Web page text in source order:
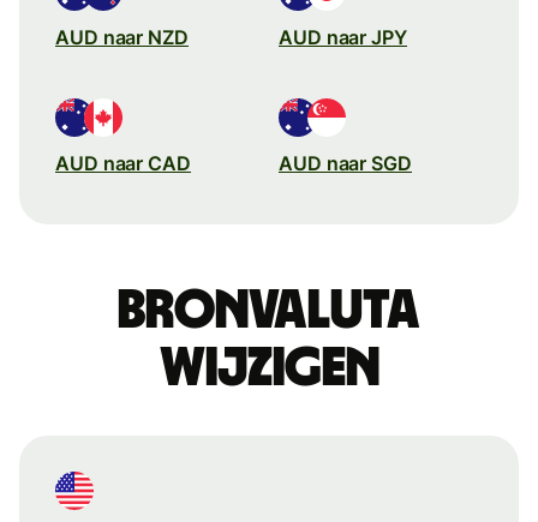
AUD naar NZD AUD naar JPY
AUD naar CAD AUD naar SGD
Bronvaluta
wijzigen